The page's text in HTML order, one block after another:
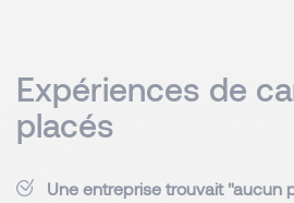
Expériences de
placés
Une entreprise trouvait "aucun